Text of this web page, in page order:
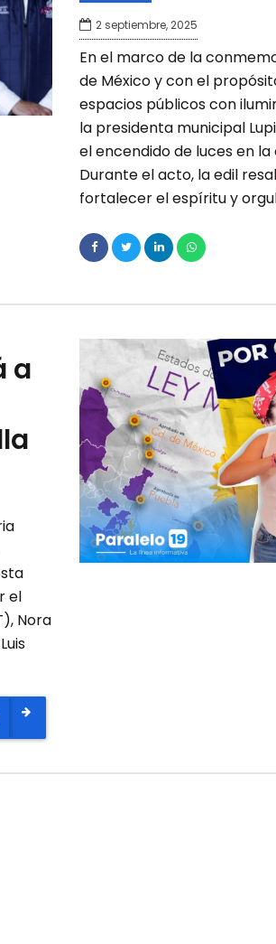
2 septiembre, 2025
En el marco de la
de México y con el
espacios públicos con
la presidenta municipal
el encendido de luces en
Durante el acto, la edil
fortalecer el espíritu y
a
el
Nora